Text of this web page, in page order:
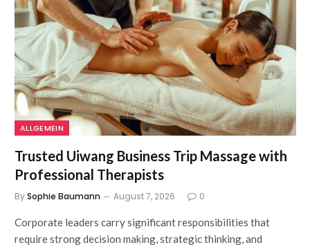
ALLGEMEIN
Trusted Uiwang Business Trip Massage with
Professional Therapists
BySophie Baumann August 7, 2026 0
Corporate leaders carry significant responsibilities that
require strong decision making, strategic thinking, and